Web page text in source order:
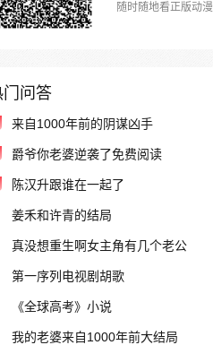
随时随地看正版动漫
门问答
来自1000年前的阴谋凶手
爵爷你老婆逆袭了免费阅读
陈汉升跟谁在一起了
姜禾和许青的结局
真没想重生啊女主角有几个老公
第一序列电视剧胡歌
《全球高考》小说
我的老婆来自1000年前大结局